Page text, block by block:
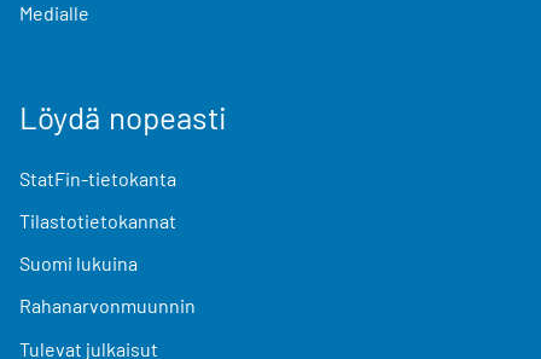
Medialle
Löydä nopeasti
StatFin-tietokanta
Tilastotietokannat
Suomi lukuina
Rahanarvonmuunnin
Tulevat julkaisut